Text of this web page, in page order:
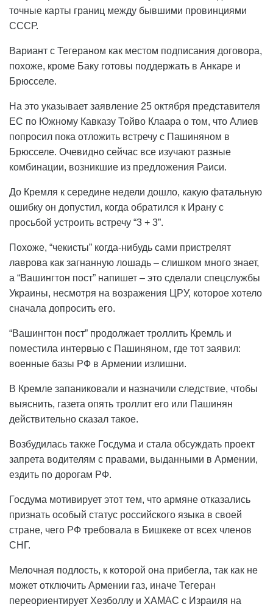
точные карты границ между бывшими провинциями
СССР.
Вариант с Тегераном как местом подписания договора,
похоже, кроме Баку готовы поддержать в Анкаре и
Брюсселе.
На это указывает заявление 25 октября представителя
ЕС по Южному Кавказу Тойво Клаара о том, что Алиев
попросил пока отложить встречу с Пашиняном в
Брюсселе. Очевидно сейчас все изучают разные
комбинации, возникшие из предложения Раиси.
До Кремля к середине недели дошло, какую фатальную
ошибку он допустил, когда обратился к Ирану с
просьбой устроить встречу “3 + 3”.
Похоже, “чекисты” когда-нибудь сами пристрелят
лаврова как загнанную лошадь – слишком много знает,
а “Вашингтон пост” напишет – это сделали спецслужбы
Украины, несмотря на возражения ЦРУ, которое хотело
сначала допросить его.
“Вашингтон пост” продолжает троллить Кремль и
поместила интервью с Пашиняном, где тот заявил:
военные базы РФ в Армении излишни.
В Кремле запаниковали и назначили следствие, чтобы
выяснить, газета опять троллит его или Пашинян
действительно сказал такое.
Возбудилась также Госдума и стала обсуждать проект
запрета водителям с правами, выданными в Армении,
ездить по дорогам РФ.
Госдума мотивирует этот тем, что армяне отказались
признать особый статус российского языка в своей
стране, чего РФ требовала в Бишкеке от всех членов
СНГ.
Мелочная подлость, к которой она прибегла, так как не
может отключить Армении газ, иначе Тегеран
переориентирует Хезболлу и ХАМАС с Израиля на